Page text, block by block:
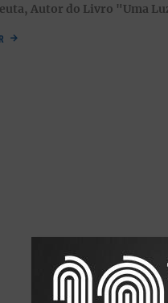
preenchem o vazio da
que dão a “adrenalina”
tão profundas e
que é incomunicável.
Autor do Livro "Uma